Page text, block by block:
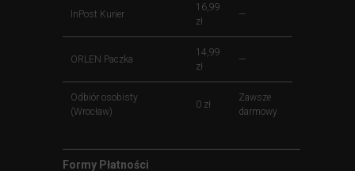
InPost Kurier
16,99
zł
—
ORLEN Paczka
14,99
zł
—
Odbiór osobisty
(Wrocław)
0 zł
Zawsze
darmowy
Formy Płatności